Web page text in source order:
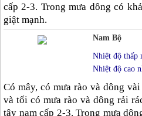
cấp 2-3. Trong mưa dông có
giật mạnh.
Nam Bộ
Nhiệt độ thấp
Nhiệt độ cao
Có mây, có mưa rào và dông
và tối có mưa rào và dông rải
tây nam cấp 2-3. Trong mưa